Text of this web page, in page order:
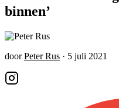
binnen’
door Peter Rus · 5 juli 2021